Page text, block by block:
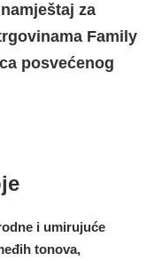
za
Family
posvećenog
i umirujuće
tonova,